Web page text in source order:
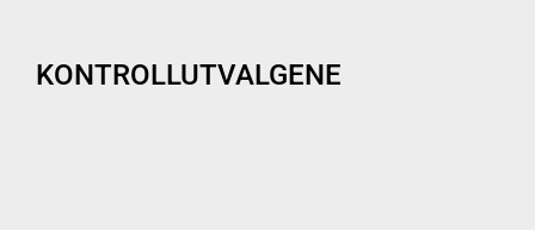
KONTROLLUTVALGENE